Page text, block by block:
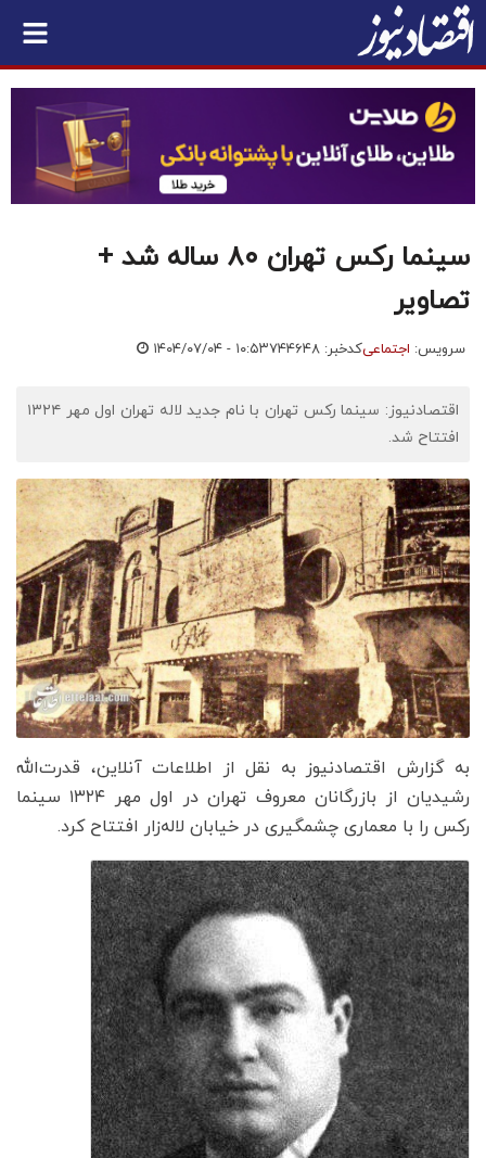
سینما رکس تهران ۸۰ ساله شد +
تصاویر
سرویس: اجتماعیکدخبر: ۷۴۴۶۴۸ ۱۴۰۴/۰۷/۰۴ - ۱۰:۵۳
اقتصادنیوز: سینما رکس تهران با نام جدید لاله تهران اول مهر ۱۳۲۴
افتتاح شد.
به گزارش اقتصادنیوز به نقل از اطلاعات آنلاین، قدرت‌الله
رشیدیان از بازرگانان معروف تهران در اول مهر ۱۳۲۴ سینما
رکس را با معماری چشمگیری در خیابان لاله‌زار افتتاح کرد.